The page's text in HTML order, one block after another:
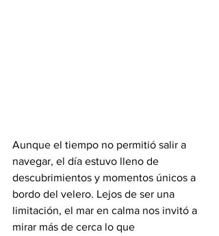
Aunque el tiempo no permitió salir a
navegar, el día estuvo lleno de
descubrimientos y momentos únicos a
bordo del velero. Lejos de ser una
limitación, el mar en calma nos invitó a
mirar más de cerca lo que